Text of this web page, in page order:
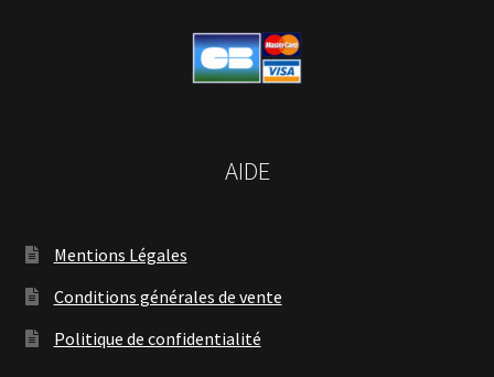
AIDE
Mentions Légales
Conditions générales de vente
Politique de confidentialité